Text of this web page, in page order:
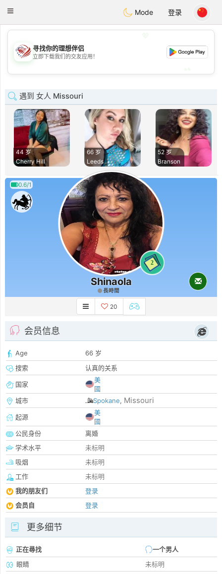
Dating
Toggle
Mode 登录
💖
💕
寻找你的理想伴侣
立即下载我们的交友应用！
遇到 女人 Missouri
44 岁
Cherry Hill
66 岁
Leeds
52 岁
Branson
0.6/1
2
Shinaola
長時間
20
会员信息
Age
66 岁
搜索
认真的关系
国家
美
國
城市
Spokane, Missouri
起源
美
國
公民身份
离婚
学术水平
未标明
吸烟
未标明
工作
未标明
我的朋友们
登录
会员自
登录
更多细节
正在尋找
一个男人
眼睛
未标明